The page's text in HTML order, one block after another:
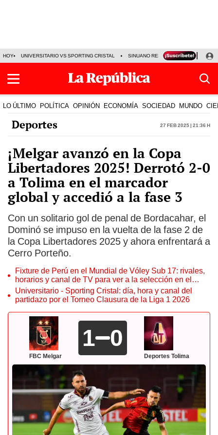
HOY UNIVERSITARIO VS SPORTING CRISTAL SINUANO RESULTADOS HOY
LO ÚLTIMO POLÍTICA OPINIÓN ECONOMÍA SOCIEDAD MUNDO
Deportes 27 Feb 2025 | 21:36 h
¡Melgar avanzó en la Copa
Libertadores 2025! Derrotó 2-0
a Tolima en el marcador
global y accedió a la fase 3
Con un solitario gol de penal de Bordacahar, el
Dominó se impuso en la vuelta de la fase 2 de
la Copa Libertadores 2025 y ahora enfrentará a
Cerro Porteño.
Fixture de Perú en el Mundial de Vóley Sub 17: rivales,
horarios y canal de TV para ver a la selección en el
torneo
Universitario - Sporting Cristal: día, hora y canal del
partidazo por el Torneo Clausura de la Liga 1 2026
FBC Melgar
1 0
Deportes Tolima